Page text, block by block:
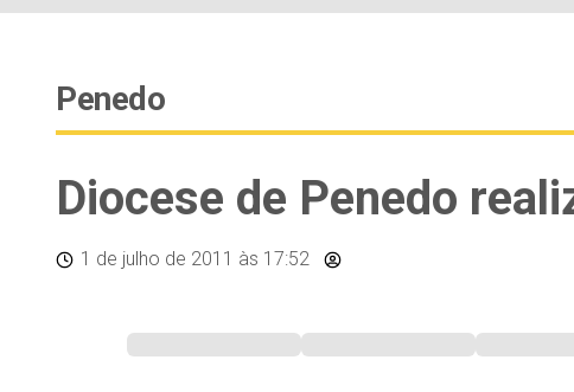
Penedo
Diocese de Penedo
1 de julho de 2011 às 17:52